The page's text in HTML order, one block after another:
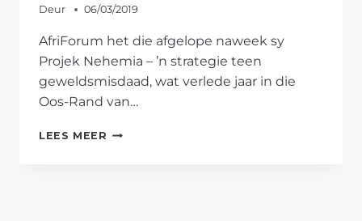
Deur 06/03/2019
AfriForum het die afgelope naweek sy
Projek Nehemia – ’n strategie teen
geweldsmisdaad, wat verlede jaar in die
Oos-Rand van…
LEES MEER OOS-